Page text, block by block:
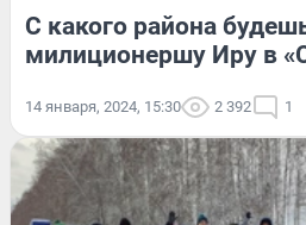
С какого района
милиционершу Иру в
14 января, 2024, 15:30 2 392 1